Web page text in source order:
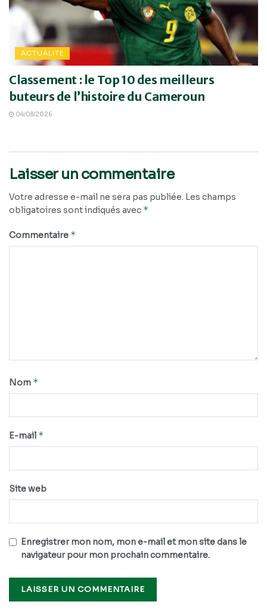
ACTUALITE
Classement : le Top 10 des meilleurs
buteurs de l’histoire du Cameroun
04/08/2026
Laisser un commentaire
Votre adresse e-mail ne sera pas publiée. Les champs
obligatoires sont indiqués avec *
Commentaire *
Nom *
E-mail *
Site web
Enregistrer mon nom, mon e-mail et mon site dans le
navigateur pour mon prochain commentaire.